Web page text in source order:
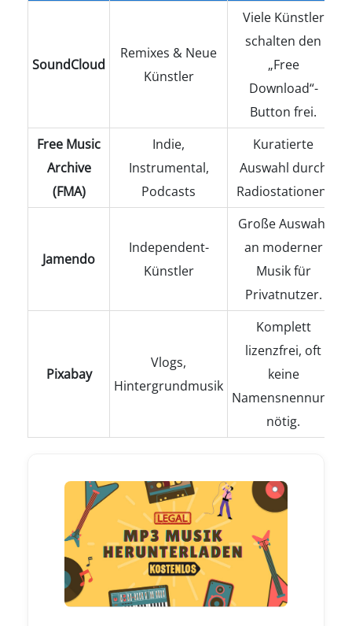
SoundCloud
Remixes & Neue
Künstler
Viele Künstler
schalten den
„Free
Download“-
Button frei.
Free Music
Archive
(FMA)
Indie,
Instrumental,
Podcasts
Kuratierte
Auswahl durch
Radiostationen.
Jamendo
Independent-
Künstler
Große Auswahl
an moderner
Musik für
Privatnutzer.
Pixabay
Vlogs,
Hintergrundmusik
Komplett
lizenzfrei, oft
keine
Namensnennung
nötig.